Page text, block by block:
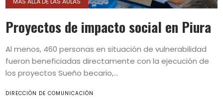
Proyectos de impacto social en Piura
Al menos, 460 personas en situación de vulnerabilidad
fueron beneficiadas directamente con la ejecución de
los proyectos Sueño becario,...
DIRECCIÓN DE COMUNICACIÓN